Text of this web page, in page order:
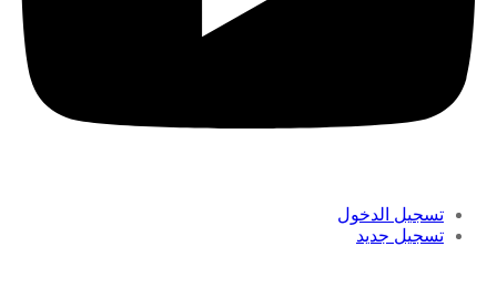
تسجيل الدخول
تسجيل جديد